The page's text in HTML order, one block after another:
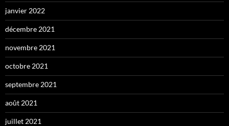
janvier 2022
décembre 2021
novembre 2021
octobre 2021
septembre 2021
août 2021
juillet 2021